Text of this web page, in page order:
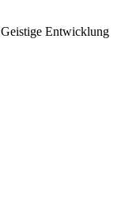
Entwicklung